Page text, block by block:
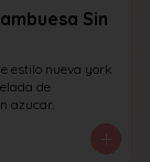
Sin
estilo nueva york
de
azucar.